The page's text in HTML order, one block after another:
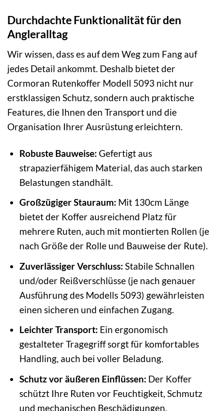
Durchdachte Funktionalität für den
Angleralltag
Wir wissen, dass es auf dem Weg zum Fang auf
jedes Detail ankommt. Deshalb bietet der
Cormoran Rutenkoffer Modell 5093 nicht nur
erstklassigen Schutz, sondern auch praktische
Features, die Ihnen den Transport und die
Organisation Ihrer Ausrüstung erleichtern.
Robuste Bauweise: Gefertigt aus
strapazierfähigem Material, das auch starken
Belastungen standhält.
Großzügiger Stauraum: Mit 130cm Länge
bietet der Koffer ausreichend Platz für
mehrere Ruten, auch mit montierten Rollen (je
nach Größe der Rolle und Bauweise der Rute).
Zuverlässiger Verschluss: Stabile Schnallen
und/oder Reißverschlüsse (je nach genauer
Ausführung des Modells 5093) gewährleisten
einen sicheren und einfachen Zugang.
Leichter Transport: Ein ergonomisch
gestalteter Tragegriff sorgt für komfortables
Handling, auch bei voller Beladung.
Schutz vor äußeren Einflüssen: Der Koffer
schützt Ihre Ruten vor Feuchtigkeit, Schmutz
und mechanischen Beschädigungen.